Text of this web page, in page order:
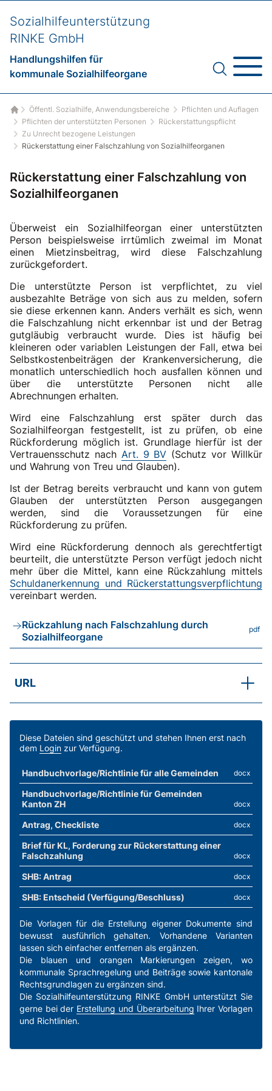
Sozialhilfeunterstützung
RINKE GmbH
Handlungshilfen für
kommunale Sozialhilfeorgane
Startseite
Öffentl. Sozialhilfe, Anwendungsbereiche
Pflichten und Auflagen
Pflichten der unterstützten Personen
Rückerstattungspflicht
Zu Unrecht bezogene Leistungen
Rückerstattung einer Falschzahlung von Sozialhilfeorganen
Rückerstattung einer Falschzahlung von
Sozialhilfeorganen
Überweist ein Sozialhilfeorgan einer unterstützten
Person beispielsweise irrtümlich zweimal im Monat
einen Mietzinsbeitrag, wird diese Falschzahlung
zurückgefordert.
Die unterstützte Person ist verpflichtet, zu viel
ausbezahlte Beträge von sich aus zu melden, sofern
sie diese erkennen kann. Anders verhält es sich, wenn
die Falschzahlung nicht erkennbar ist und der Betrag
gutgläubig verbraucht wurde. Dies ist häufig bei
kleineren oder variablen Leistungen der Fall, etwa bei
Selbstkostenbeiträgen der Krankenversicherung, die
monatlich unterschiedlich hoch ausfallen können und
über die unterstützte Personen nicht alle
Abrechnungen erhalten.
Wird eine Falschzahlung erst später durch das
Sozialhilfeorgan festgestellt, ist zu prüfen, ob eine
Rückforderung möglich ist. Grundlage hierfür ist der
Vertrauensschutz nach Art. 9 BV (Schutz vor Willkür
und Wahrung von Treu und Glauben).
Ist der Betrag bereits verbraucht und kann von gutem
Glauben der unterstützten Person ausgegangen
werden, sind die Voraussetzungen für eine
Rückforderung zu prüfen.
Wird eine Rückforderung dennoch als gerechtfertigt
beurteilt, die unterstützte Person verfügt jedoch nicht
mehr über die Mittel, kann eine Rückzahlung mittels
Schuldanerkennung und Rückerstattungsverpflichtung
vereinbart werden.
Rückzahlung nach Falschzahlung durch
Sozialhilfeorgane
pdf
URL
SKOS-RL, Kapitel E.3
Diese Dateien sind geschützt und stehen Ihnen erst nach
dem Login zur Verfügung.
Handbuchvorlage/Richtlinie für alle Gemeinden docx
Handbuchvorlage/Richtlinie für Gemeinden
Kanton ZH
docx
Antrag, Checkliste docx
Brief für KL, Forderung zur Rückerstattung einer
Falschzahlung
docx
SHB: Antrag docx
SHB: Entscheid (Verfügung/Beschluss) docx
Die Vorlagen für die Erstellung eigener Dokumente sind
bewusst ausführlich gehalten. Vorhandene Varianten
lassen sich einfacher entfernen als ergänzen.
Die blauen und orangen Markierungen zeigen, wo
kommunale Sprachregelung und Beiträge sowie kantonale
Rechtsgrundlagen zu ergänzen sind.
Die Sozialhilfeunterstützung RINKE GmbH unterstützt Sie
gerne bei der Erstellung und Überarbeitung Ihrer Vorlagen
und Richtlinien.